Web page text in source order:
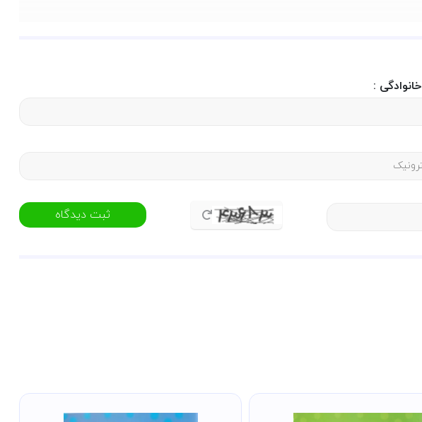
جذاب و مؤثر آموزش دهد، « عصبانی شدن ممنوع » انتخابی بی‌نظیر است. این کتاب با تصاویر
:
ثبت دیدگاه